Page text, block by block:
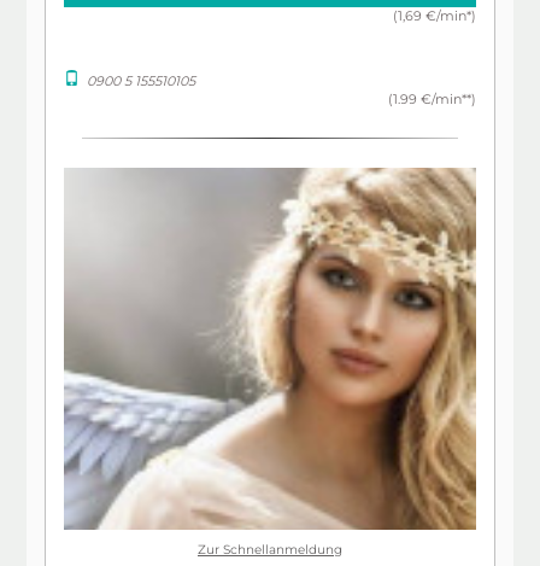
(1,69 €/min*)
0900 5 155510105
(1.99 €/min**)
Zur Schnellanmeldung